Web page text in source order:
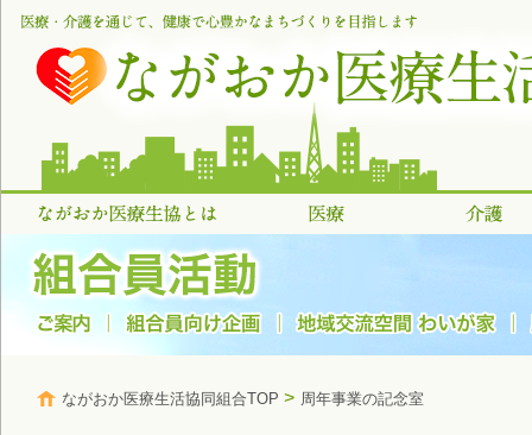
ながおか医療生活協同組合TOP > 周年事業の記念室